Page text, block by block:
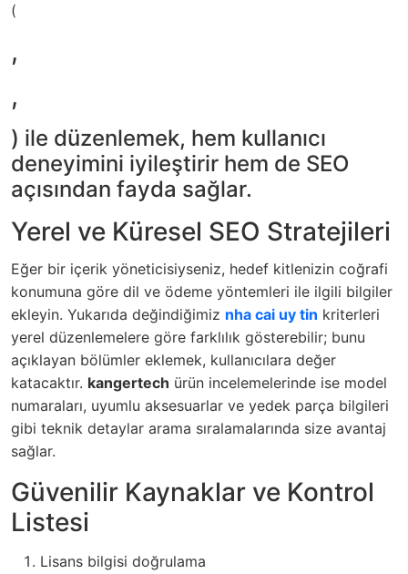
(
,
,
) ile düzenlemek, hem kullanıcı
deneyimini iyileştirir hem de SEO
açısından fayda sağlar.
Yerel ve Küresel SEO Stratejileri
Eğer bir içerik yöneticisiyseniz, hedef kitlenizin coğrafi
konumuna göre dil ve ödeme yöntemleri ile ilgili bilgiler
ekleyin. Yukarıda değindiğimiz nha cai uy tin kriterleri
yerel düzenlemelere göre farklılık gösterebilir; bunu
açıklayan bölümler eklemek, kullanıcılara değer
katacaktır. kangertech ürün incelemelerinde ise model
numaraları, uyumlu aksesuarlar ve yedek parça bilgileri
gibi teknik detaylar arama sıralamalarında size avantaj
sağlar.
Güvenilir Kaynaklar ve Kontrol
Listesi
Lisans bilgisi doğrulama